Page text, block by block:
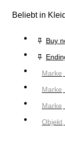
Beliebt in
Buy
Marke
Marke
Marke
Objekt